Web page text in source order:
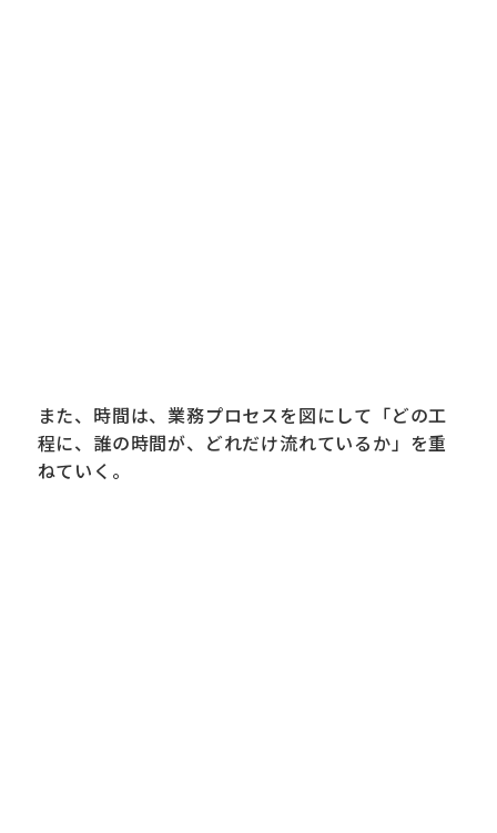
また、時間は、業務プロセスを図にして「どの工
程に、誰の時間が、どれだけ流れているか」を重
ねていく。